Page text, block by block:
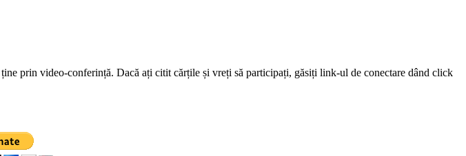
prin video-conferință. Dacă ați citit cărțile și vreți să participați, găsiți link-ul de conectare dând click